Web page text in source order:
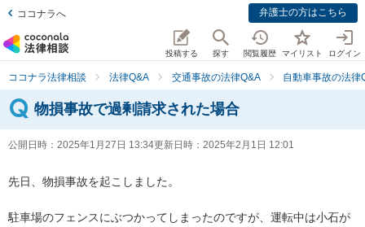
ココナラへ 弁護士の方はこちら
投稿する 探す 閲覧履歴 マイリスト ログイン
ココナラ法律相談 法律Q&A 交通事故の法律Q&A 自動車事故の法律
物損事故で過剰請求された場合
公開日時： 2025年1月27日 13:34更新日時： 2025年2月1日 12:01
先日、物損事故を起こしました。
駐車場のフェンスにぶつかってしまったのですが、運転中は小石が